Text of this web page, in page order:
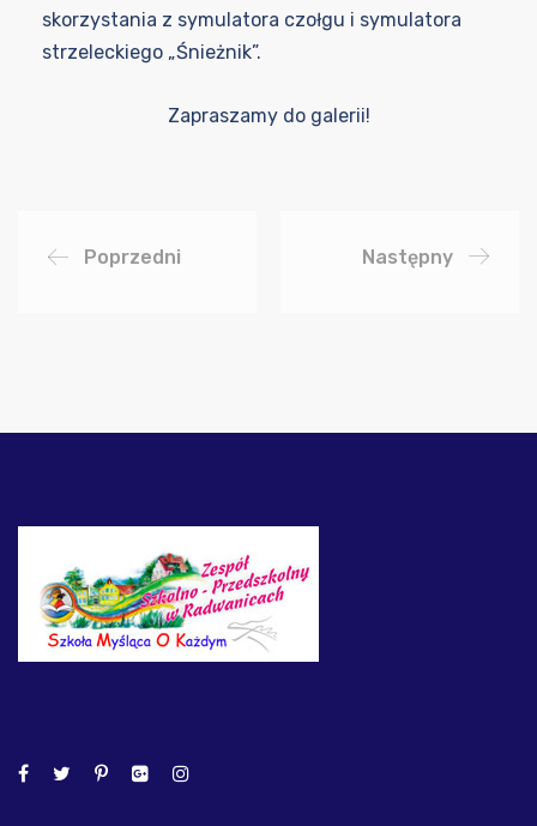
skorzystania z symulatora czołgu i symulatora
strzeleckiego „Śnieżnik”.
Zapraszamy do galerii!
Poprzedni Następny